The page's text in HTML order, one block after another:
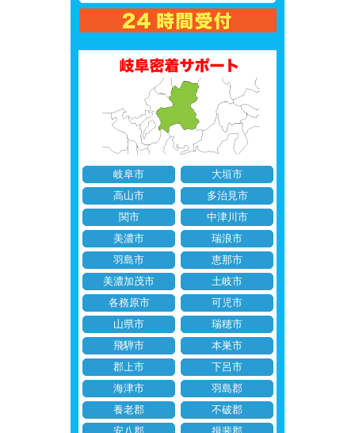
岐阜市
大垣市
高山市
多治見市
関市
中津川市
美濃市
瑞浪市
羽島市
恵那市
美濃加茂市
土岐市
各務原市
可児市
山県市
瑞穂市
飛騨市
本巣市
郡上市
下呂市
海津市
羽島郡
養老郡
不破郡